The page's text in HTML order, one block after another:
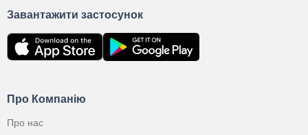
Про Компанію
Про нас
Завантажити застосунок